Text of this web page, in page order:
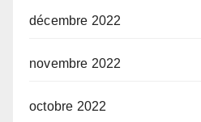
décembre 2022
novembre 2022
octobre 2022